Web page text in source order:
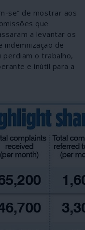
se” de mostrar aos
que
a levantar os
indemnização de
perdiam o trabalho,
e inútil para a